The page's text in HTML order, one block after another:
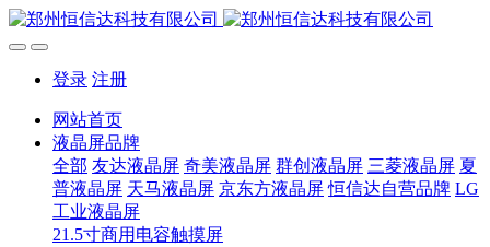
登录 注册
网站首页
液晶屏品牌
全部 友达液晶屏 奇美液晶屏 群创液晶屏 三菱液晶屏 夏
普液晶屏 天马液晶屏 京东方液晶屏 恒信达自营品牌 LG
工业液晶屏
21.5寸商用电容触摸屏